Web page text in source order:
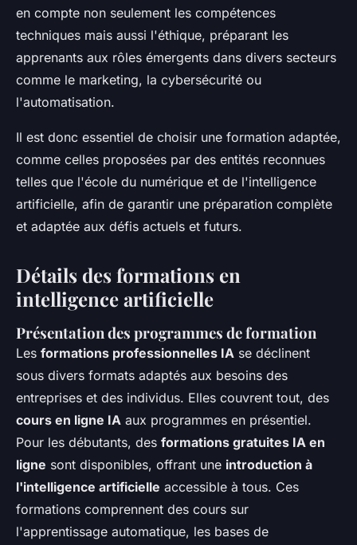
en compte non seulement les compétences
techniques mais aussi l'éthique, préparant les
apprenants aux rôles émergents dans divers secteurs
comme le marketing, la cybersécurité ou
l'automatisation.
Il est donc essentiel de choisir une formation adaptée,
comme celles proposées par des entités reconnues
telles que l'école du numérique et de l'intelligence
artificielle, afin de garantir une préparation complète
et adaptée aux défis actuels et futurs.
Détails des formations en
intelligence artificielle
Présentation des programmes de formation
Les formations professionnelles IA se déclinent
sous divers formats adaptés aux besoins des
entreprises et des individus. Elles couvrent tout, des
cours en ligne IA aux programmes en présentiel.
Pour les débutants, des formations gratuites IA en
ligne sont disponibles, offrant une introduction à
l'intelligence artificielle accessible à tous. Ces
formations comprennent des cours sur
l'apprentissage automatique, les bases de